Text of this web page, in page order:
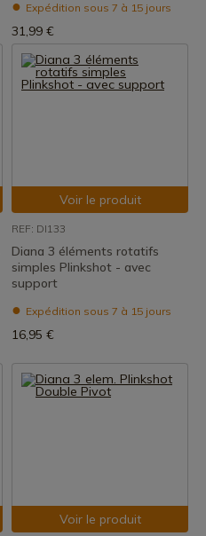
Expédition sous 7 à 15 jours
31,99 €
Voir le produit
REF: DI133
Diana 3 éléments rotatifs
simples Plinkshot - avec
support
Expédition sous 7 à 15 jours
16,95 €
Voir le produit